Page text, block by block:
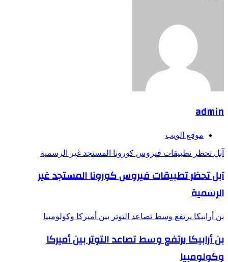
admin
موقع الويب
آبل تحظر تطبيقات فيروس كورونا المستجد غير الرسمية
آبل تحظر تطبيقات فيروس كورونا المستجد غير
الرسمية
بن أرابيكا يرتفع وسط تصاعد التوتر بين أميركا وكولومبيا
بن أرابيكا يرتفع وسط تصاعد التوتر بين أميركا
وكولومبيا